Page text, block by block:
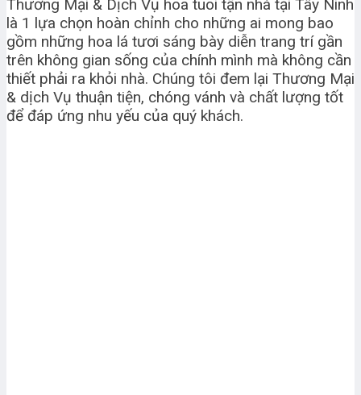
Thương Mại & Dịch Vụ hoa tuoi tận nhà tại Tây Ninh
là 1 lựa chọn hoàn chỉnh cho những ai mong bao
gồm những hoa lá tươi sáng bày diễn trang trí gần
trên không gian sống của chính mình mà không cần
thiết phải ra khỏi nhà. Chúng tôi đem lại Thương Mại
& dịch Vụ thuận tiện, chóng vánh và chất lượng tốt
để đáp ứng nhu yếu của quý khách.